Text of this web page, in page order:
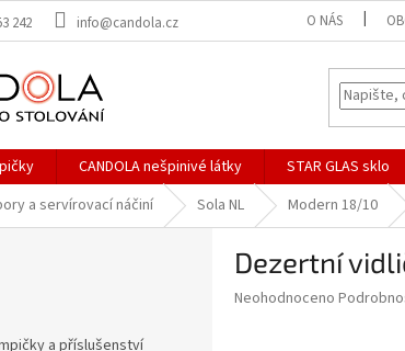
242 info@candola.cz O NÁS
CANDOLA nešpinivé látky STAR GLAS sklo
a servírovací náčiní Sola NL Modern 18/10
a příslušenství
Dezertní
Průměrné
Neohodnoceno